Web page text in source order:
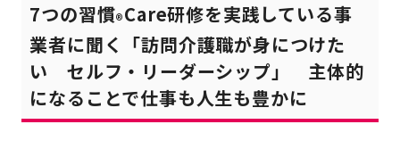
7つの習慣®Care研修を実践している事
業者に聞く「訪問介護職が身につけた
い セルフ・リーダーシップ」 主体的
になることで仕事も人生も豊かに